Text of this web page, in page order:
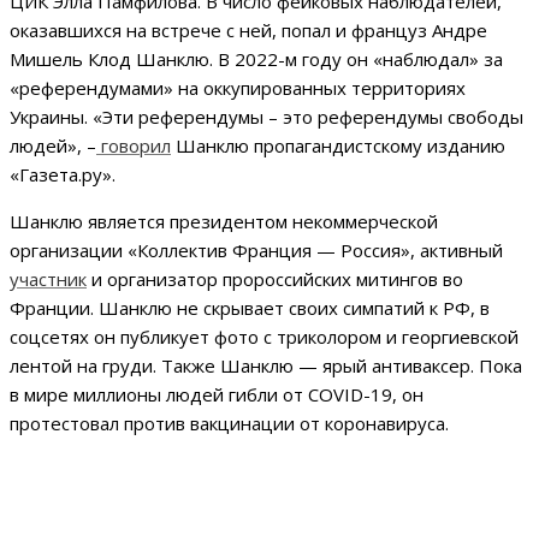
оказавшихся на встрече с ней, попал и француз Андре
Мишель Клод Шанклю. В 2022-м году он «наблюдал» за
«референдумами» на оккупированных территориях
Украины. «Эти референдумы – это референдумы свободы
людей», – говорил Шанклю пропагандистскому изданию
«Газета.ру».
Шанклю является президентом некоммерческой
организации «Коллектив Франция — Россия», активный
участник и организатор пророссийских митингов во
Франции. Шанклю не скрывает своих симпатий к РФ, в
соцсетях он публикует фото с триколором и георгиевской
лентой на груди. Также Шанклю — ярый антиваксер. Пока
в мире миллионы людей гибли от COVID-19, он
протестовал против вакцинации от коронавируса.